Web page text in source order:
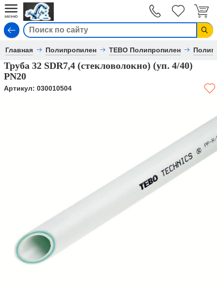
Главная Полипропилен TEBO Полипропилен
Труба 32 SDR7,4 (стекловолокно) (уп. 4/40)
PN20
Артикул: 030010504